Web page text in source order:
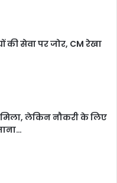
की सेवा पर जोर, CM रेखा
मिला, लेकिन नौकरी के लिए